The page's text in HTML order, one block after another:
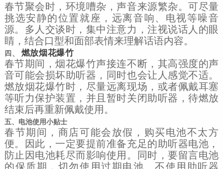
春节聚会时，环境嘈杂，声音来源繁杂。可尽量
挑选安静的位置就座，远离音响、电视等噪音
源。多人交谈时，集中注意力，注视说话人的眼
睛，结合口型和面部表情来理解话语内容。
四、 燃放烟花爆竹
春节期间，烟花爆竹声接连不断，其高强度的声
音可能会损坏助听器，同时也会让人感觉不适。
燃放烟花爆竹时，尽量远离现场，或者佩戴耳塞
等听力保护装置，并且暂时关闭助听器，待燃放
结束后再重新佩戴使用。
五、电池使用小贴士
春节期间，商店可能会放假，购买电池不太方
便。因此，一定要提前准备充足的助听器电池，
防止因电池耗尽而影响使用。同时，要留言电池
的保质期，切勿使用过期电池。不使用助听器